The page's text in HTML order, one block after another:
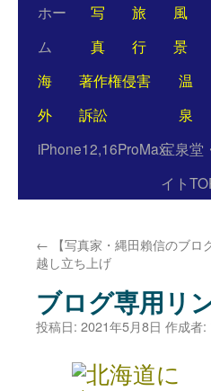
ホー
ム
写
真
旅
行
風
景
海
外
著作権侵害
訴訟
温
泉
iPhone12,16ProMax宝泉堂
イト
← 【写真家・縄田賴信のブロ
越し立ち上げ
ブログ専用リ
投稿日: 2021年5月8日 作成者: